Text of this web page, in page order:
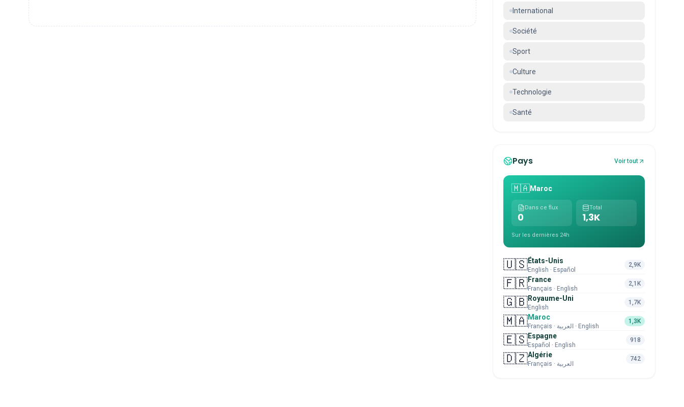
International
Société
Sport
Culture
Technologie
Santé
Pays Voir tout
🇲🇦Maroc
Dans ce flux
0
Total
1,3K
Sur les dernières 24h
🇺🇸États-Unis
English · Español
2,9K
🇫🇷France
Français · English
2,1K
🇬🇧Royaume-Uni
English
1,7K
🇲🇦Maroc
Français · العربية · English
1,3K
🇪🇸Espagne
Español · English
918
🇩🇿Algérie
Français · العربية
742